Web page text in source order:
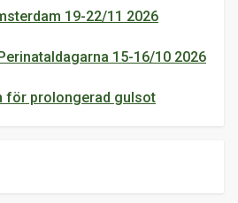
19-22/11 2026
15-16/10 2026
för prolongerad gulsot